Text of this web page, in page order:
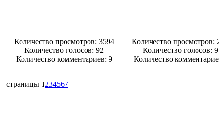
Количество просмотров: 3594
Количество голосов:92
Количество комментариев: 9
Количество просмотров:
Количество голосов:
Количество
страницы 1 234567